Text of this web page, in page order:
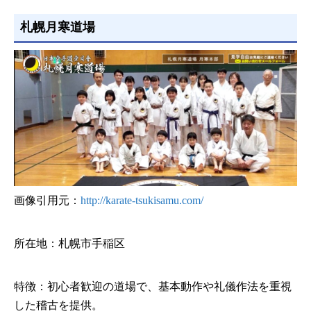
札幌月寒道場
画像引用元： http://karate-tsukisamu.com/
所在地：札幌市手稲区
特徴：初心者歓迎の道場で、基本動作や礼儀作法を重視
した稽古を提供。